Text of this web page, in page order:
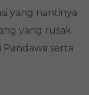
yang nantinya
yang rusak.
serta